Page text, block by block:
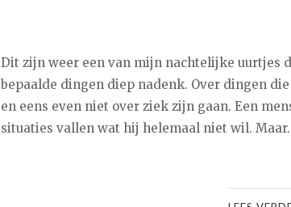
Dit zijn weer een van mijn nachtelijke uurtjes
bepaalde dingen diep nadenk. Over dingen
en eens even niet over ziek zijn gaan. Een
situaties vallen wat hij helemaal niet wil.